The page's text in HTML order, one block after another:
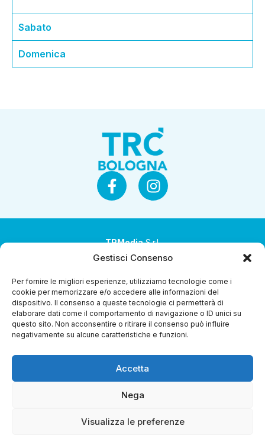
Gestisci Consenso
Per fornire le migliori esperienze, utilizziamo tecnologie come i
cookie per memorizzare e/o accedere alle informazioni del
dispositivo. Il consenso a queste tecnologie ci permetterà di
elaborare dati come il comportamento di navigazione o ID unici su
questo sito. Non acconsentire o ritirare il consenso può influire
negativamente su alcune caratteristiche e funzioni.
Accetta
Nega
Visualizza le preferenze
Sabato
Domenica
TRMediaS.r.l.
Società a socio unico
Società sottoposta ad attività di direzione e
coordinamento da parte di Coop Alleanza 3.0 Soc. Coop.
Sede legale: via Ragazzi del ’99 nr. 51 42124 Reggio Emilia
(RE)
Capitale sociale € 1.040.000 i.v.
Diretta Streaming